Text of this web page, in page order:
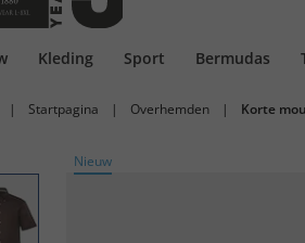
Kleding Sport Bermudas
| Startpagina | Overhemden | Korte
Nieuw